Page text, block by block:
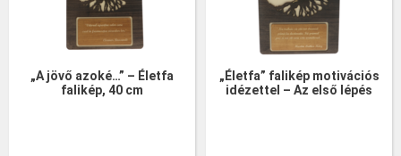
„A jövő azoké…” – Életfa
falikép, 40 cm
„Életfa” falikép motivációs
idézettel – Az első lépés